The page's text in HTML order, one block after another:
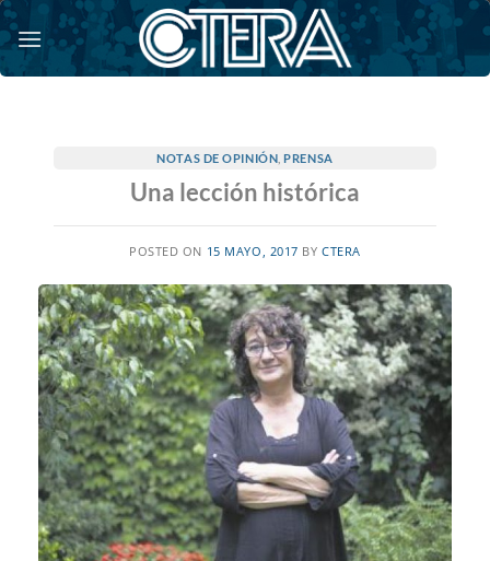
Saltar
al
contenido
NOTAS DE OPINIÓN ,PRENSA
Una lección histórica
POSTED ON 15 MAYO, 2017 BYCTERA